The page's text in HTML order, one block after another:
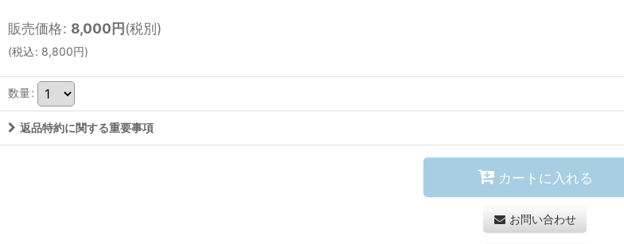
販売価格: 8,000円(税別)
(税込: 8,800円)
数量:
返品特約に関する重要事項
カートに入れる
お問い合わせ